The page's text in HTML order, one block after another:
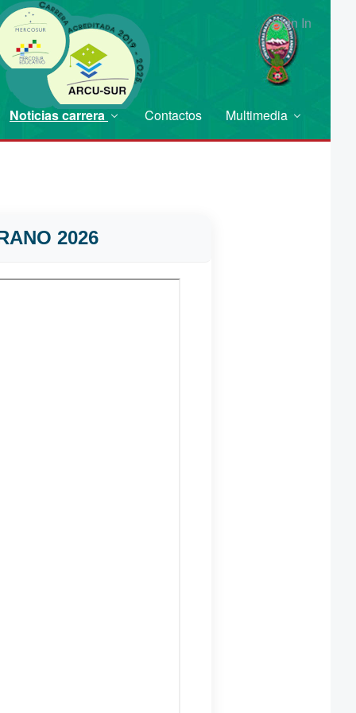
Sign In
Noticias carrera Contactos Multimedia
2026